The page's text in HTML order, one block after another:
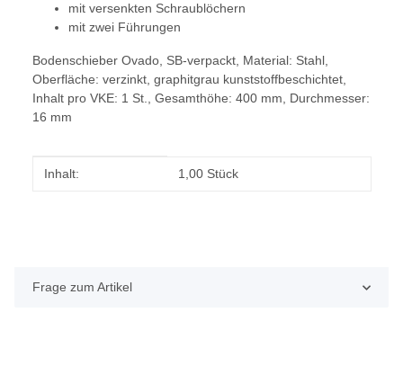
mit versenkten Schraublöchern
mit zwei Führungen
Bodenschieber Ovado, SB-verpackt, Material: Stahl,
Oberfläche: verzinkt, graphitgrau kunststoffbeschichtet,
Inhalt pro VKE: 1 St., Gesamthöhe: 400 mm, Durchmesser:
16 mm
Produkteigenschaft
Wert
Inhalt: 1,00 Stück
Frage zum Artikel